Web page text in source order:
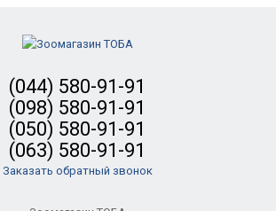
(044) 580-91-91
(098) 580-91-91
(050) 580-91-91
(063) 580-91-91
Заказать обратный звонок